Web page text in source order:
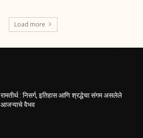
Load more
रामतीर्थ : निसर्ग, इतिहास आणि श्रद्धेचा संगम असलेले
आजऱ्याचे वैभव